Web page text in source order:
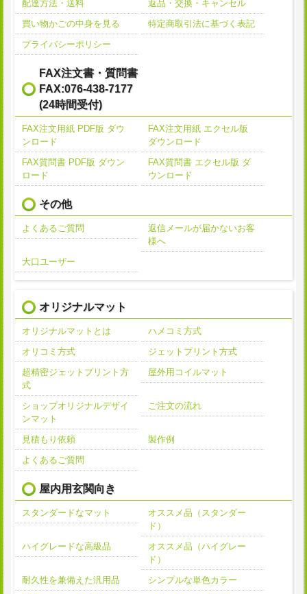
配達方法・送料
返品・交換・キャンセル
買い物かごの中身を見る
特定商取引法に基づく表記
プライバシーポリシー
FAX注文書・質問書
FAX:076-438-7177
(24時間受付)
FAX注文用紙 PDF版 ダウ
ンロード
FAX注文用紙 エクセル版
ダウンロード
FAX質問書 PDF版 ダウン
ロード
FAX質問書 エクセル版 ダ
ウンロード
その他
よくあるご質問
返信メールが届かないお客
様へ
大口ユーザー
オリジナルマット
オリジナルマットとは
ハメコミ方式
オリコミ方式
ジェットプリント方式
超精密ジェットプリント方
式
屋外用コイルマット
ショップオリジナルデザイ
ンマット
ご注文の流れ
見積もり依頼
製作例
よくあるご質問
屋内用玄関向き
スタンダードなマット
オススメ品（スタンダー
ド）
ハイグレードな高級品
オススメ品（ハイグレー
ド）
耐久性を兼備えた汎用品
シンプルな単色カラー